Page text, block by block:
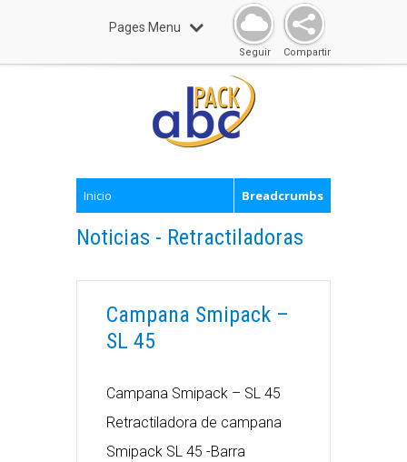
Pages Menu
Compartir
Seguir
Inicio Breadcrumbs
Noticias - Retractiladoras
Campana Smipack –
SL 45
Campana Smipack – SL 45
Retractiladora de campana
Smipack SL 45 -Barra